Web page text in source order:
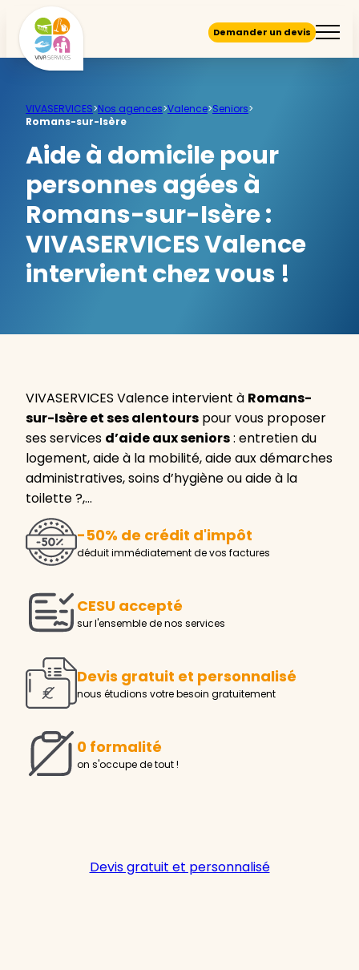
Demander un devis
VIVASERVICES>Nos agences>Valence>Seniors>
Romans-sur-Isère
Aide à domicile pour
personnes agées à
Romans-sur-Isère :
VIVASERVICES Valence
intervient chez vous !
VIVASERVICES Valence intervient à Romans-
sur-Isère et ses alentours pour vous proposer
ses services d’aide aux seniors: entretien du
logement, aide à la mobilité, aide aux démarches
administratives, soins d’hygiène ou aide à la
toilette ?,…
-50% de crédit d'impôt
déduit immédiatement de vos factures
CESU accepté
sur l'ensemble de nos services
Devis gratuit et personnalisé
nous étudions votre besoin gratuitement
0 formalité
on s'occupe de tout !
Devis gratuit et personnalisé